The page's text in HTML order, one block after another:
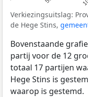
Verkiezingsuitslag:
de Hege Stins,
Bovenstaande
partij voor de 12
totaal 17 partijen
Hege Stins is
waarop is gestemd.